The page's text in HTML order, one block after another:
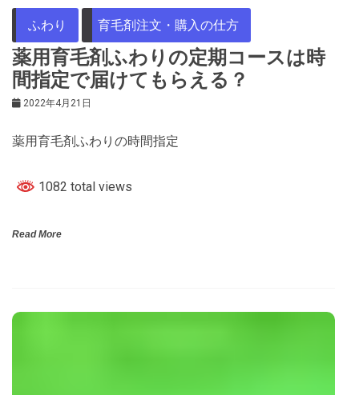
ふわり 育毛剤注文・購入の仕方
薬用育毛剤ふわりの定期コースは時
間指定で届けてもらえる？
2022年4月21日
薬用育毛剤ふわりの時間指定
1082 total views
Read More